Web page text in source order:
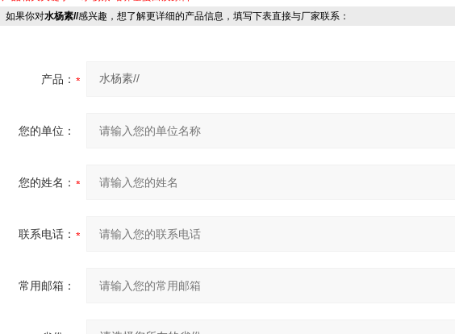
如果你对水杨素//感兴趣，想了解更详细的产品信息，填写下表直接与厂家联系：
产品：
您的单位：
您的姓名：
联系电话：
常用邮箱：